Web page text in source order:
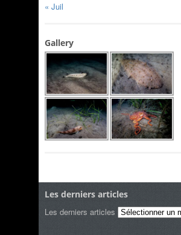
« Juil
Gallery
Les derniers articles
Les derniers articles